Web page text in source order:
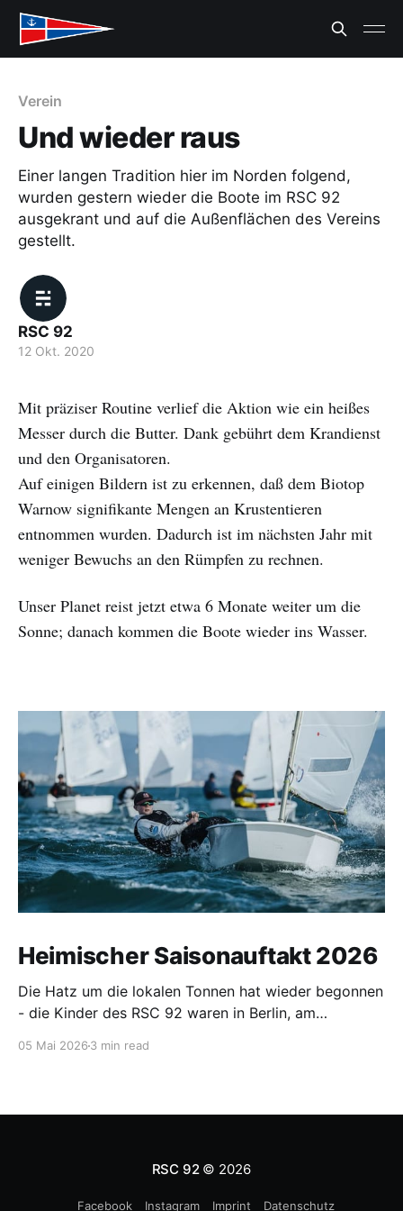
Verein
Und wieder raus
Einer langen Tradition hier im Norden folgend,
wurden gestern wieder die Boote im RSC 92
ausgekrant und auf die Außenflächen des Vereins
gestellt.
RSC 92
12 Okt. 2020
Mit präziser Routine verlief die Aktion wie ein heißes
Messer durch die Butter. Dank gebührt dem Krandienst
und den Organisatoren.
Auf einigen Bildern ist zu erkennen, daß dem Biotop
Warnow signifikante Mengen an Krustentieren
entnommen wurden. Dadurch ist im nächsten Jahr mit
weniger Bewuchs an den Rümpfen zu rechnen.
Unser Planet reist jetzt etwa 6 Monate weiter um die
Sonne; danach kommen die Boote wieder ins Wasser.
Heimischer Saisonauftakt 2026
Die Hatz um die lokalen Tonnen hat wieder begonnen
- die Kinder des RSC 92 waren in Berlin, am
05 Mai 2026 3 min read
RSC 92© 2026
Facebook Instagram Imprint Datenschutz